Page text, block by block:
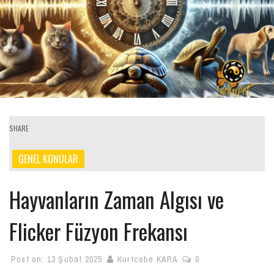
SHARE
GENEL KONULAR
Hayvanların Zaman Algısı ve
Flicker Füzyon Frekansı
Post on: 13 Şubat 2025 Kurtcebe KARA 0